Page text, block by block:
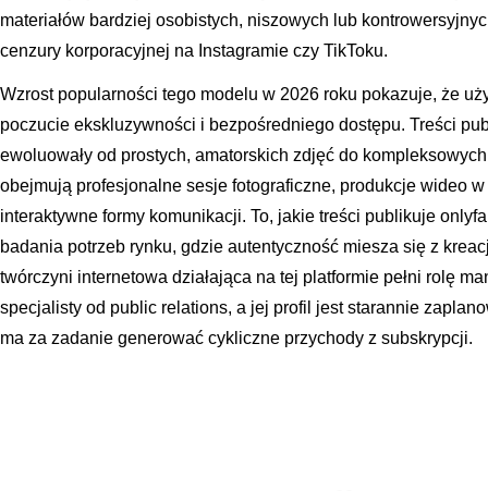
materiałów bardziej osobistych, niszowych lub
cenzury korporacyjnej na Instagramie czy TikToku.
Wzrost popularności tego modelu w 2026 roku pokazuje, że
poczucie ekskluzywności i bezpośredniego dostępu. Treści
ewoluowały od prostych, amatorskich zdjęć do
obejmują profesjonalne sesje fotograficzne, produkcje wideo
interaktywne formy komunikacji. To, jakie treści publikuje
badania potrzeb rynku, gdzie autentyczność miesza się z
twórczyni internetowa działająca na tej platformie pełni rolę
specjalisty od public relations, a jej profil jest starannie
ma za zadanie generować cykliczne przychody z subskrypcji.